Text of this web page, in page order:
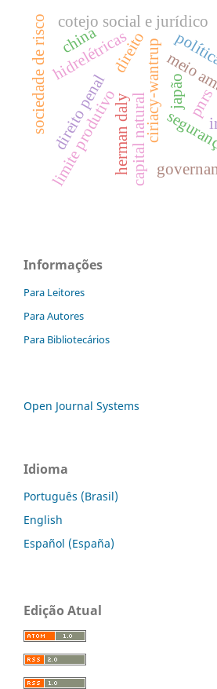
ciriacy-wantrup
herman daly
limite produtivocapital natural
meio
japão
cotejo social e jurídico
direito
hidrelétricas
pnrs
china
sociedade de risco direito penal
Informações
Para Leitores
Para Autores
Para Bibliotecários
Open Journal Systems
Idioma
Português (Brasil)
English
Español (España)
Edição Atual